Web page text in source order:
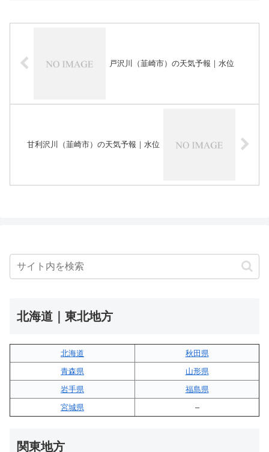
戸沢川（韮崎市）の天気予報｜水位
甘利沢川（韮崎市）の天気予報｜水位
北海道｜東北地方
北海道
秋田県
青森県
山形県
岩手県
福島県
宮城県
–
関東地方